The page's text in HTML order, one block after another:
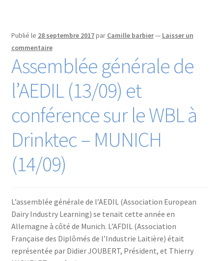
Publié le 28 septembre 2017par Camille barbier— Laisser un
commentaire
Assemblée générale de
l’AEDIL (13/09) et
conférence sur le WBL à
Drinktec – MUNICH
(14/09)
L’assemblée générale de l’AEDIL (Association European
Dairy Industry Learning) se tenait cette année en
Allemagne à côté de Munich. L’AFDIL (Association
Française des Diplômés de l’Industrie Laitière) était
représentée par Didier JOUBERT, Président, et Thierry